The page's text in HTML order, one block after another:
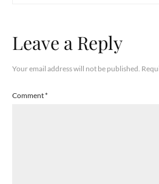
Leave a Reply
Your email address will not be published.
Comment*